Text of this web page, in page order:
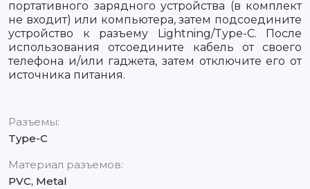
портативного зарядного устройства (в комплект
не входит) или компьютера, затем подсоедините
устройство к разъему Lightning/Type-C. После
использования отсоедините кабель от своего
телефона и/или гаджета, затем отключите его от
источника питания.
Разъемы:
Type-C
Материал разъемов:
PVC, Metal